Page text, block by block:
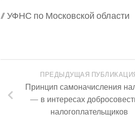
// УФНС по Московской области
ПРЕДЫДУЩАЯ
Принцип самоначисления
— в интересах
налогоплательщиков